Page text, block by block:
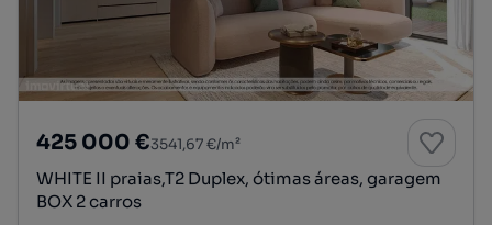
425 000 €3541,67 €/m²
WHITE II praias,T2 Duplex, ótimas áreas, garagem
BOX 2 carros